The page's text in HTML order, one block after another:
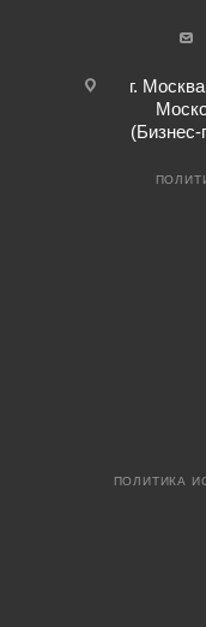
г.
ПОЛИТИКА